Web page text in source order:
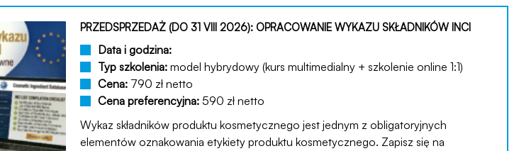
PRZEDSPRZEDAŻ (DO 31 VIII 2026): OPRACOWANIE WYKAZU SKŁADNIKÓW INCI
Data i godzina:
Typ szkolenia: model hybrydowy (kurs multimedialny + szkolenie online 1:1)
Cena: 790 zł netto
Cena preferencyjna: 590 zł netto
Wykaz składników produktu kosmetycznego jest jednym z obligatoryjnych
elementów oznakowania etykiety produktu kosmetycznego. Zapisz się na